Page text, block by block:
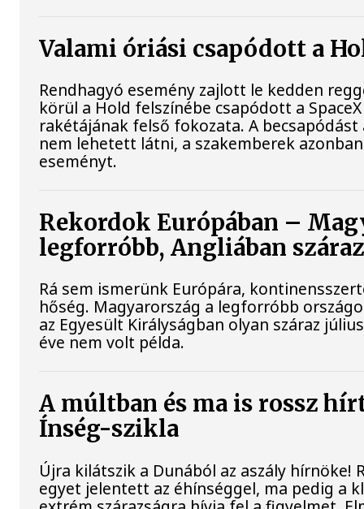
Valami óriási csapódott a
Rendhagyó esemény zajlott le kedden
körül a Hold felszínébe csapódott a
rakétájának felső fokozata. A becsapódást
nem lehetett látni, a szakemberek
eseményt.
Rekordok Európában –
legforróbb, Angliában
Rá sem ismerünk Európára,
hőség. Magyarország a legforróbb
az Egyesült Királyságban olyan száraz
éve nem volt példa.
A múltban és ma is rossz
Ínség-szikla
Újra kilátszik a Dunából az aszály hírnöke!
egyet jelentett az éhínséggel, ma pedig a